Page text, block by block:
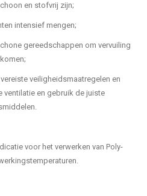
en stofvrij zijn;
intensief mengen;
gereedschappen om vervuiling
veiligheidsmaatregelen en
en gebruik de juiste
voor het verwerken van Poly-